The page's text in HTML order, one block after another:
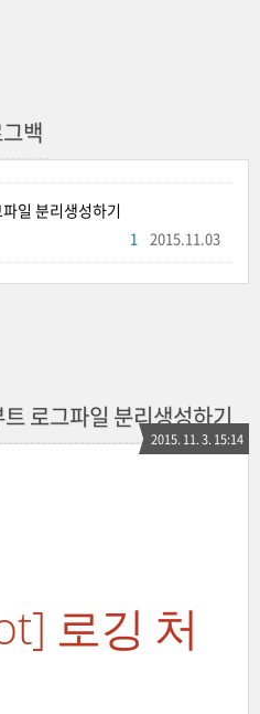
백
일 분리생성하기
2015.11.03
1
로그파일 분리생성하기
2015. 11. 3. 15:14
로깅 처